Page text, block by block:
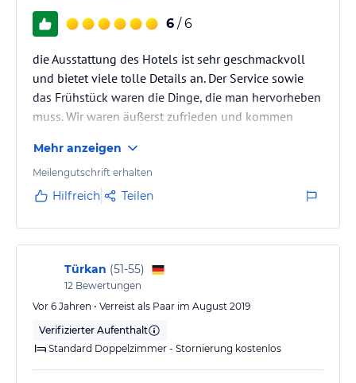
6 / 6
die Ausstattung des Hotels ist sehr geschmackvoll
und bietet viele tolle Details an. Der Service sowie
das Frühstück waren die Dinge, die man hervorheben
muss. Wir waren äußerst zufrieden und kommen
Mehr anzeigen
Meilengutschrift erhalten
Hilfreich Teilen
Türkan (51-55)
12 Bewertungen
Vor 6 Jahren • Verreist als Paar im August 2019
Verifizierter Aufenthalt
Standard Doppelzimmer - Stornierung kostenlos